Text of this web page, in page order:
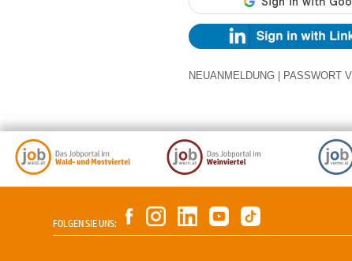
NEUANMELDUNG PASSWORT
FOLGEN SIE UNS: